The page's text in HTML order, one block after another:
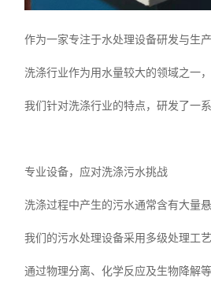
作为一家专注于水处理设备研发与生
洗涤行业作为用水量较大的领域之一
我们针对洗涤行业的特点，研发了一
专业设备，应对洗涤污水挑战
洗涤过程中产生的污水通常含有大量
我们的污水处理设备采用多级处理工
通过物理分离、化学反应及生物降解